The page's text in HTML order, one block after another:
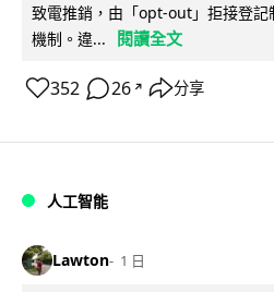
致電推銷，由「opt-out」拒接登
機制。違...
閱讀全文
352 26 ↗ 分享
人工智能
Lawton 1 日